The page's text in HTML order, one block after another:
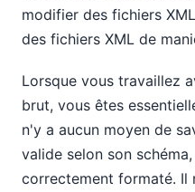
modifier des fichiers
des fichiers XML de
Lorsque vous travaillez
brut, vous êtes
n'y a aucun moyen de
valide selon son
correctement formaté. Il